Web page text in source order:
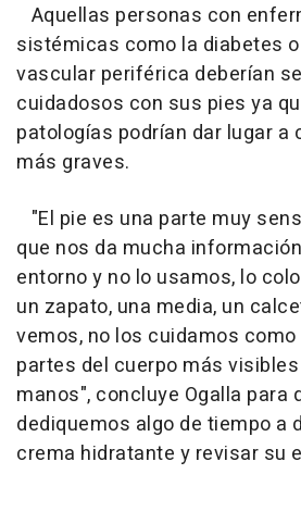
Aquellas personas con
sistémicas como la diabetes
vascular periférica deberían
cuidadosos con sus pies ya
patologías podrían dar lugar a
más graves.
"El pie es una parte muy
que nos da mucha
entorno y no lo usamos, lo
un zapato, una media, un
vemos, no los cuidamos
partes del cuerpo más
manos", concluye Ogalla para
dediquemos algo de tiempo a
crema hidratante y revisar su